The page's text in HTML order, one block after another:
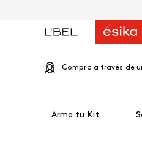
Compra a través de
Arma tu Kit